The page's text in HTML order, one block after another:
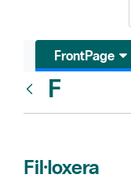
FrontPage
F
Fil·loxera